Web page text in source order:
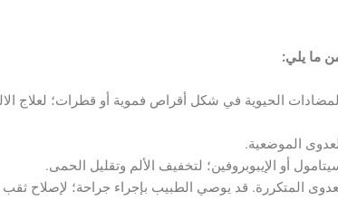
ما يلي:
الحيوية في شكل أقراص فموية أو قطرات؛ لعلاج
الموضعية.
أو الإيبوبروفين؛ لتخفيف الألم وتقليل الحمى.
المتكررة. قد يوصي الطبيب بإجراء جراحة؛ لإصلاح